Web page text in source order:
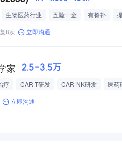
生物医药行业 五险一金 有餐补
8次 立即沟通
家 2.5-3.5万
疗 CAR-T研发 CAR-NK研发 医药
立即沟通